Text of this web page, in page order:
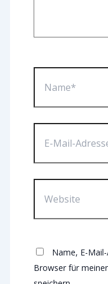
Name*
E-
Mail-
Website
Name, E-
Browser für